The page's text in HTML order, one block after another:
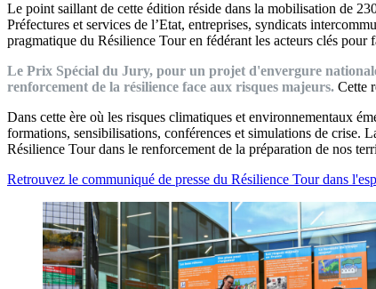
Le point saillant de cette édition réside dans la mobilisation de
Préfectures et services de l’Etat, entreprises, syndicats
pragmatique du Résilience Tour en fédérant les acteurs clés
Le Prix Spécial du Jury, pour un projet d'envergure
renforcement de la résilience face aux risques majeurs. Cette
Dans cette ère où les risques climatiques et environnementaux
formations, sensibilisations, conférences et simulations de crise.
Résilience Tour dans le renforcement de la préparation de nos
Retrouvez le communiqué de presse du Résilience Tour dans